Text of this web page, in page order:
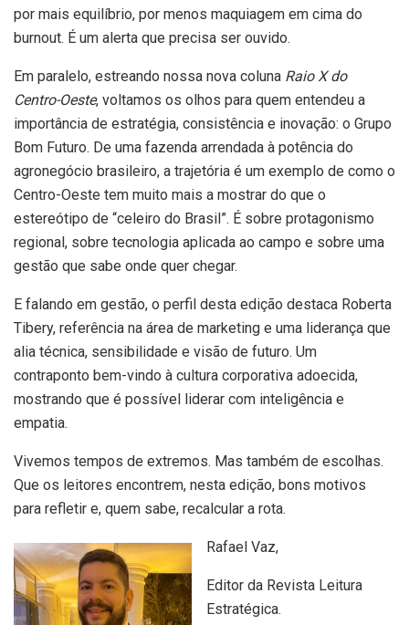
por mais equilíbrio, por menos maquiagem em cima do
burnout. É um alerta que precisa ser ouvido.
Em paralelo, estreando nossa nova coluna Raio X do
Centro-Oeste, voltamos os olhos para quem entendeu a
importância de estratégia, consistência e inovação: o Grupo
Bom Futuro. De uma fazenda arrendada à potência do
agronegócio brasileiro, a trajetória é um exemplo de como o
Centro-Oeste tem muito mais a mostrar do que o
estereótipo de “celeiro do Brasil”. É sobre protagonismo
regional, sobre tecnologia aplicada ao campo e sobre uma
gestão que sabe onde quer chegar.
E falando em gestão, o perfil desta edição destaca Roberta
Tibery, referência na área de marketing e uma liderança que
alia técnica, sensibilidade e visão de futuro. Um
contraponto bem-vindo à cultura corporativa adoecida,
mostrando que é possível liderar com inteligência e
empatia.
Vivemos tempos de extremos. Mas também de escolhas.
Que os leitores encontrem, nesta edição, bons motivos
para refletir e, quem sabe, recalcular a rota.
Rafael Vaz,
Editor da Revista Leitura
Estratégica.